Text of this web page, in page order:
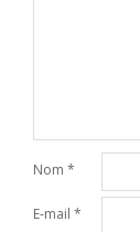
Nom *
E-mail *